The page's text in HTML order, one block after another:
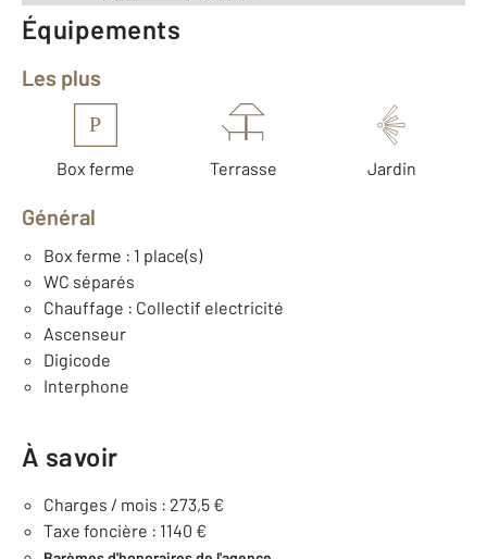
Équipements
Les plus
P
Box ferme Terrasse Jardin
Général
Box ferme : 1 place(s)
WC séparés
Chauffage : Collectif electricité
Ascenseur
Digicode
Interphone
À savoir
Charges / mois : 273,5 €
Taxe foncière : 1140 €